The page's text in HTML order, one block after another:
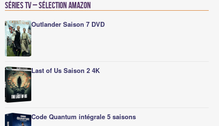
Séries TV – Sélection Amazon
Outlander Saison 7 DVD
Last of Us Saison 2 4K
Code Quantum intégrale 5 saisons